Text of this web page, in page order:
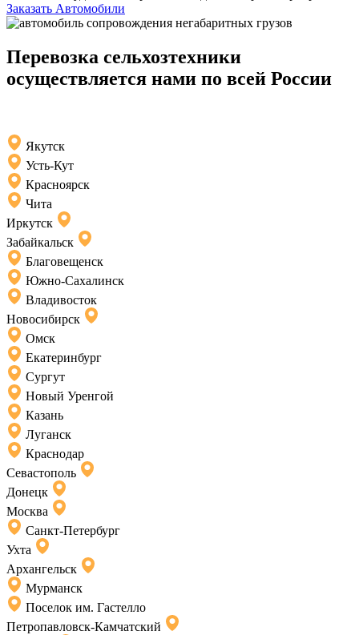
Заказать Автомобили
Перевозка сельхозтехники
осуществляется нами по всей России
Якутск
Усть-Кут
Красноярск
Чита
Иркутск
Забайкальск
Благовещенск
Южно-Сахалинск
Владивосток
Новосибирск
Омск
Екатеринбург
Сургут
Новый Уренгой
Казань
Луганск
Краснодар
Севастополь
Донецк
Москва
Санкт-Петербург
Ухта
Архангельск
Мурманск
Поселок им. Гастелло
Петропавловск-Камчатский